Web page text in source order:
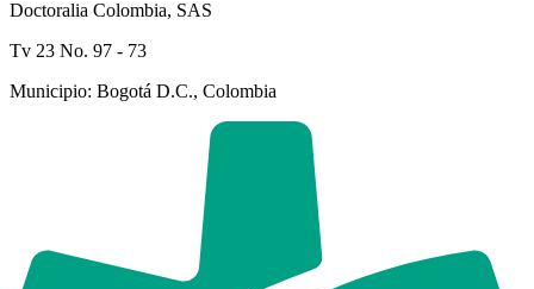
Doctoralia Colombia, SAS
Tv 23 No. 97 - 73
Municipio: Bogotá D.C., Colombia